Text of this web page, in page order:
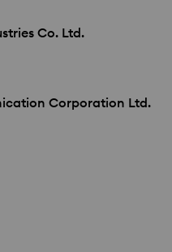
Co. Ltd.
Corporation Ltd.